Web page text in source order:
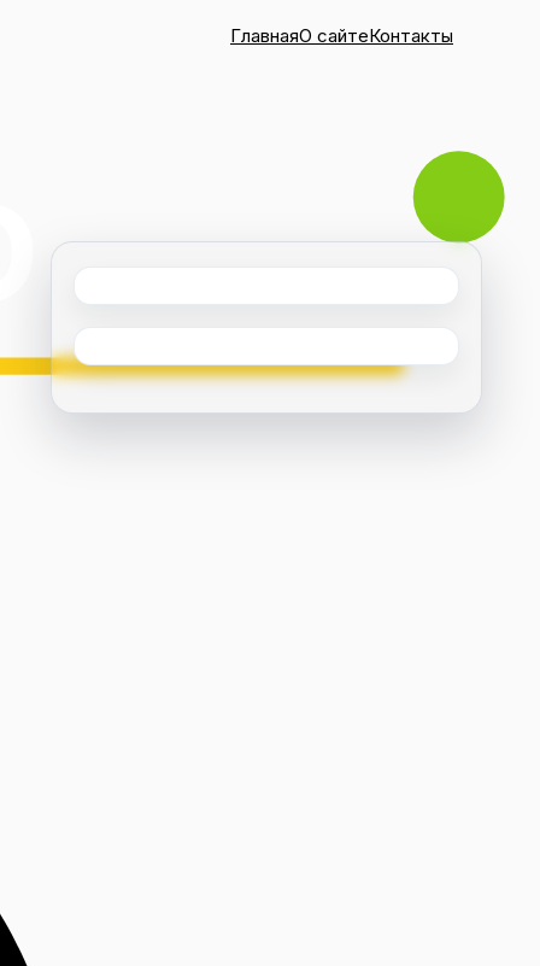
ГлавнаяО сайтеКонтакты